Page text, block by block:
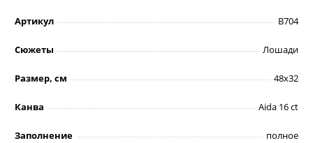
Артикул B704
Сюжеты Лошади
Размер, см 48х32
Канва Aida 16 ct
Заполнение полное